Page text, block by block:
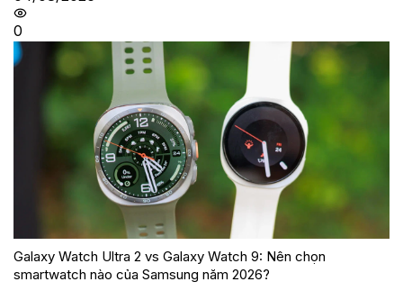
0
Galaxy Watch Ultra 2 vs Galaxy Watch 9: Nên chọn
smartwatch nào của Samsung năm 2026?